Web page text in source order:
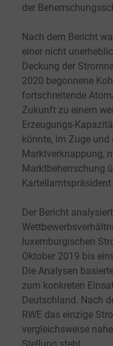
der
Nach dem Bericht
einer nicht
Deckung der
2020 begonnene
fortschreitende
Zukunft zu einem
Erzeugungs-
könnte, im Zuge und
Marktverknappung,
Marktbeherrschung
Der Bericht
luxemburgischen
Oktober 2019 bis
Die Analysen
zum konkreten
Deutschland. Nach
RWE das einzige
vergleichsweise